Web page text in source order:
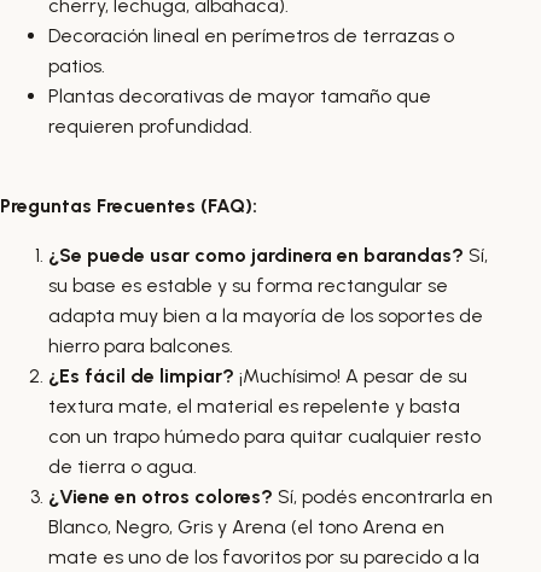
cherry, lechuga, albahaca).
Decoración lineal en perímetros de terrazas o
patios.
Plantas decorativas de mayor tamaño que
requieren profundidad.
Preguntas Frecuentes (FAQ):
¿Se puede usar como jardinera en barandas? Sí,
su base es estable y su forma rectangular se
adapta muy bien a la mayoría de los soportes de
hierro para balcones.
¿Es fácil de limpiar? ¡Muchísimo! A pesar de su
textura mate, el material es repelente y basta
con un trapo húmedo para quitar cualquier resto
de tierra o agua.
¿Viene en otros colores? Sí, podés encontrarla en
Blanco, Negro, Gris y Arena (el tono Arena en
mate es uno de los favoritos por su parecido a la